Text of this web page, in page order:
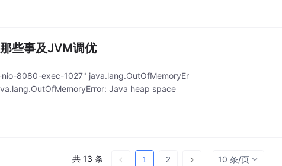
些事及JVM调优
nio-8080-exec-1027" java.lang.OutOfMemoryEr
Java heap space
共 13 条 1 2 10 条/页